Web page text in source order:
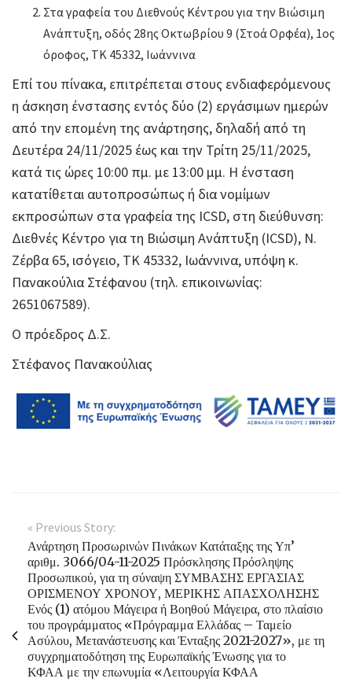
Στα γραφεία του Διεθνούς Κέντρου για την Βιώσιμη
Ανάπτυξη, οδός 28ης Οκτωβρίου 9 (Στοά Ορφέα), 1ος
όροφος, ΤΚ 45332, Ιωάννινα
Επί του πίνακα, επιτρέπεται στους ενδιαφερόμενους
η άσκηση ένστασης εντός δύο (2) εργάσιμων ημερών
από την επομένη της ανάρτησης, δηλαδή από τη
Δευτέρα 24/11/2025 έως και την Τρίτη 25/11/2025,
κατά τις ώρες 10:00 πμ. με 13:00 μμ. Η ένσταση
κατατίθεται αυτοπροσώπως ή δια νομίμων
εκπροσώπων στα γραφεία της ICSD, στη διεύθυνση:
Διεθνές Κέντρο για τη Βιώσιμη Ανάπτυξη (ICSD), Ν.
Ζέρβα 65, ισόγειο, ΤΚ 45332, Ιωάννινα, υπόψη κ.
Πανακούλια Στέφανου (τηλ. επικοινωνίας:
2651067589).
Ο πρόεδρος Δ.Σ.
Στέφανος Πανακούλιας
« Previous Story:
Ανάρτηση Προσωρινών Πινάκων Κατάταξης της Υπ’
αριθμ. 3066/04-11-2025 Πρόσκλησης Πρόσληψης
Προσωπικού, για τη σύναψη ΣΥΜΒΑΣΗΣ ΕΡΓΑΣΙΑΣ
ΟΡΙΣΜΕΝΟΥ ΧΡΟΝΟΥ, ΜΕΡΙΚΗΣ ΑΠΑΣΧΟΛΗΣΗΣ
Ενός (1) ατόμου Μάγειρα ή Βοηθού Μάγειρα, στο πλαίσιο
του προγράμματος «Πρόγραμμα Ελλάδας – Ταμείο
Ασύλου, Μετανάστευσης και Ένταξης 2021-2027», με τη
συγχρηματοδότηση της Ευρωπαϊκής Ένωσης για το
ΚΦΑΑ με την επωνυμία «Λειτουργία ΚΦΑΑ